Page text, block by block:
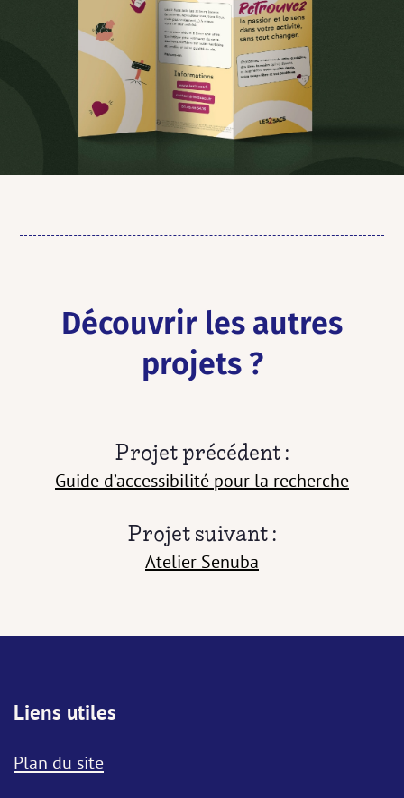
Découvrir les autres
projets ?
Projet précédent :
Guide d’accessibilité pour la recherche
Projet suivant :
Atelier Senuba
Liens utiles
Plan du site